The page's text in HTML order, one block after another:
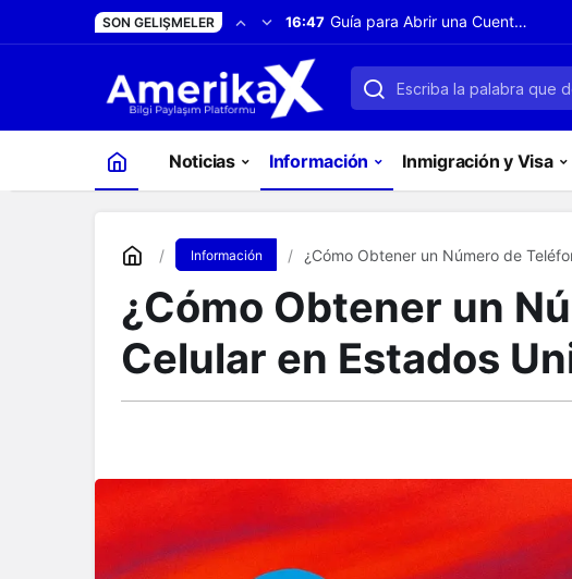
SON GELIŞMELER 19:07 Aplicaciones móviles que
facilitan la vida diaria en
Estados Unidos
Noticias Información Inmigración y Visa
Información ¿Cómo Obtener un Número de
¿Cómo Obtener un
Celular en Estados